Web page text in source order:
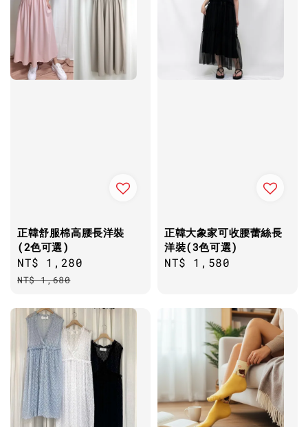
正韓舒服棉高腰長洋裝
(2色可選)
Sale
price
NT$ 1,280
NT$ 1,680
正韓大象家可收腰蕾絲長
洋裝(3色可選)
Regular
NT$ 1,580